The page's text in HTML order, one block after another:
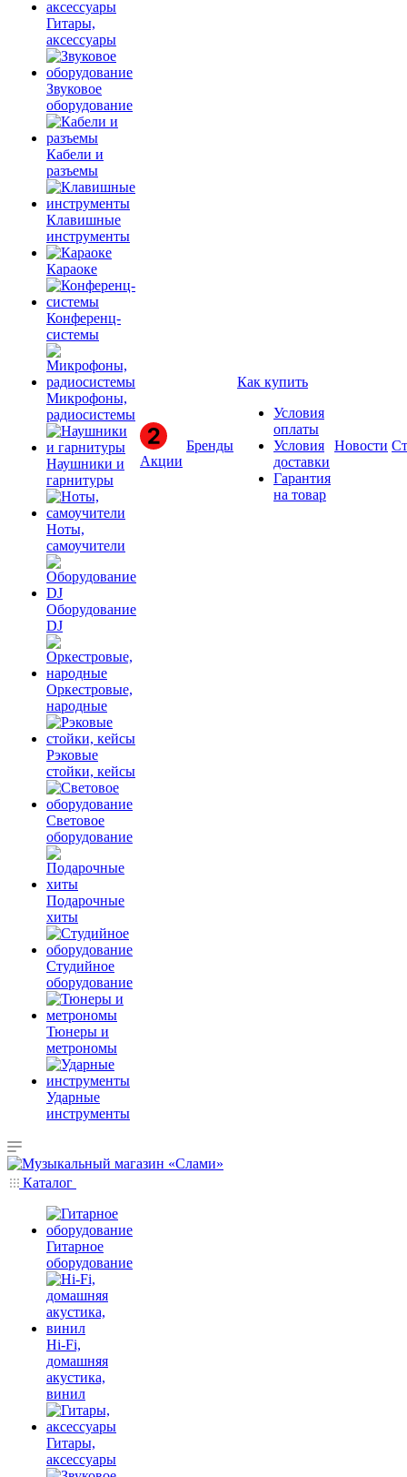
Гитары,
аксессуары
Звуковое
оборудование
Кабели и
разъемы
Клавишные
инструменты
Караоке
Конференц-
системы
Микрофоны,
радиосистемы
Наушники и
гарнитуры
Ноты,
самоучители
Оборудование
DJ
Оркестровые,
народные
Рэковые
стойки, кейсы
Световое
оборудование
Подарочные
хиты
Студийное
оборудование
Тюнеры и
метрономы
Ударные
инструменты
Акции
Бренды
Как купить
Условия
оплаты
Условия
доставки
Гарантия
на товар
Новости
Каталог
Гитарное
оборудование
Hi-Fi,
домашняя
акустика,
винил
Гитары,
аксессуары